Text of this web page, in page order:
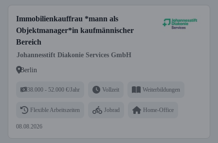
Immobilienkauffrau *mann als
Objektmanager*in kaufmännischer
Bereich
Johannesstift Diakonie Services GmbH
Berlin
38.000 - 52.000 €/Jahr Vollzeit Weiterbildungen
Flexible Arbeitszeiten Jobrad Home-Office
08.08.2026